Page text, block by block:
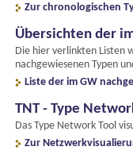
Zur chronologischen
Übersichten der
Die hier verlinkten Listen
nachgewiesenen Typen
Liste der im GW
TNT - Type
Das Type Network Tool
Zur